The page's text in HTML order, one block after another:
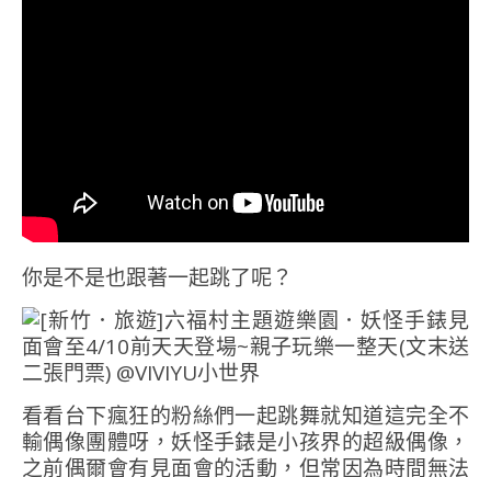
你是不是也跟著一起跳了呢？
看看台下瘋狂的粉絲們一起跳舞就知道這完全不
輸偶像團體呀，妖怪手錶是小孩界的超級偶像，
之前偶爾會有見面會的活動，但常因為時間無法